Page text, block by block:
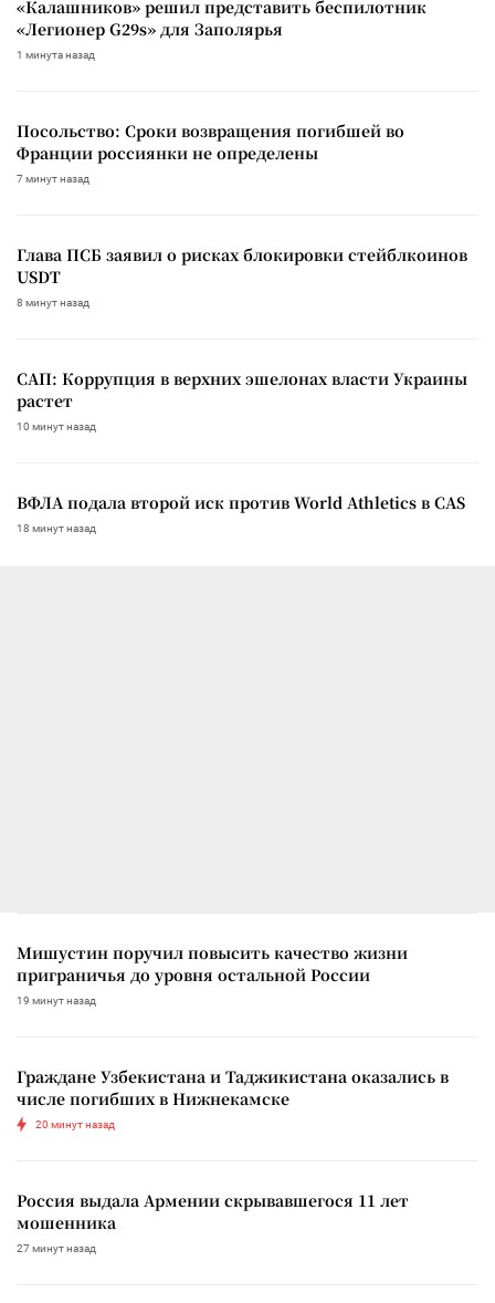
«Калашников» решил представить беспилотник
«Легионер G29s» для Заполярья
1 минута назад
Посольство: Сроки возвращения погибшей во
Франции россиянки не определены
7 минут назад
Глава ПСБ заявил о рисках блокировки стейблкоинов
USDT
8 минут назад
САП: Коррупция в верхних эшелонах власти Украины
растет
10 минут назад
ВФЛА подала второй иск против World Athletics в CAS
18 минут назад
Мишустин поручил повысить качество жизни
приграничья до уровня остальной России
19 минут назад
Граждане Узбекистана и Таджикистана оказались в
числе погибших в Нижнекамске
20 минут назад
Россия выдала Армении скрывавшегося 11 лет
мошенника
27 минут назад